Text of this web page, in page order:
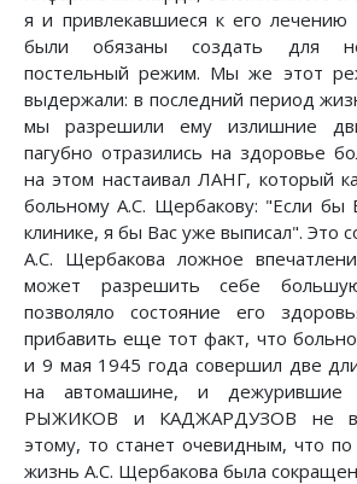
я и привлекавшиеся к его
были обязаны создать для
постельный режим. Мы же этот
выдержали: в последний период
мы разрешили ему излишние
пагубно отразились на здоровье
на этом настаивал ЛАНГ, который
больному А.С. Щербакову: "Если
клинике, я бы Вас уже выписал". Это
А.С. Щербакова ложное
может разрешить себе
позволяло состояние его
прибавить еще тот факт, что
и 9 мая 1945 года совершил две
на автомашине, и
РЫЖИКОВ и КАДЖАРДУЗОВ не
этому, то станет очевидным, что
жизнь А.С. Щербакова была